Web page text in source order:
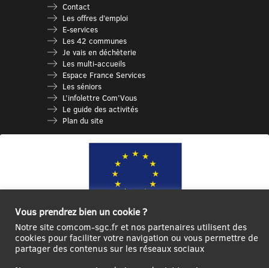
Contact
Les offres d’emploi
E-services
Les 42 communes
Je vais en déchèterie
Les multi-accueils
Espace France Services
Les séniors
L’infolettre Com’Vous
Le guide des activités
Plan du site
Ce site internet a été cofinancé par l’Union européenne avec le Fonds
Européen de Développement Régional à hauteur de 12 572€
Vous prendrez bien un cookie ?
Notre site comcom-sgc.fr et nos partenaires utilisent des
cookies pour faciliter votre navigation ou vous permettre de
partager des contenus sur les réseaux sociaux